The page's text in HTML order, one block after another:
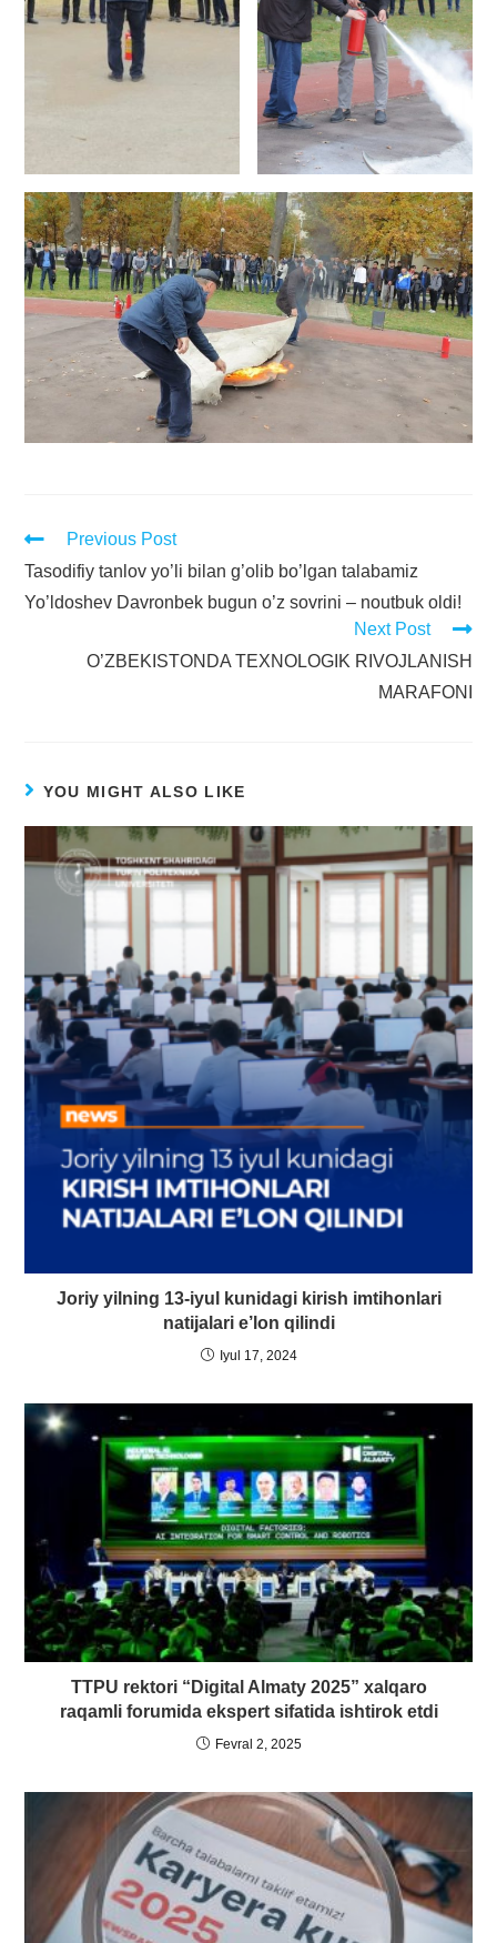
Previous Post
Tasodifiy tanlov yo’li bilan g’olib bo’lgan talabamiz
Yo’ldoshev Davronbek bugun o’z sovrini – noutbuk oldi!
Next Post
O’ZBEKISTONDA TEXNOLOGIK RIVOJLANISH
MARAFONI
YOU MIGHT ALSO LIKE
Joriy yilning 13-iyul kunidagi kirish imtihonlari
natijalari e’lon qilindi
Iyul 17, 2024
TTPU rektori “Digital Almaty 2025” xalqaro
raqamli forumida ekspert sifatida ishtirok etdi
Fevral 2, 2025